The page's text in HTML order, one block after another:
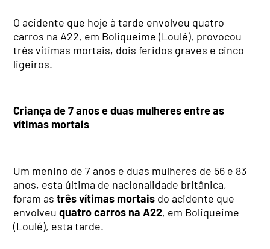
O acidente que hoje à tarde envolveu quatro
carros na A22, em Boliqueime (Loulé), provocou
três vítimas mortais, dois feridos graves e cinco
ligeiros.
Criança de 7 anos e duas mulheres entre as
vítimas mortais
Um menino de 7 anos e duas mulheres de 56 e 83
anos, esta última de nacionalidade britânica,
foram astrês vítimas mortais do acidente que
envolveuquatro carros na A22, em Boliqueime
(Loulé), esta tarde.